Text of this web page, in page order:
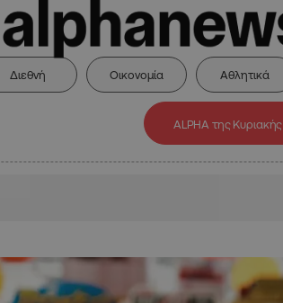
Διεθνή Οικονομία Αθλητικά
ALPHA της Κυριακής